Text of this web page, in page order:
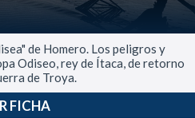
de Homero. Los peligros y
Odiseo, rey de Ítaca, de retorno
de Troya.
FICHA